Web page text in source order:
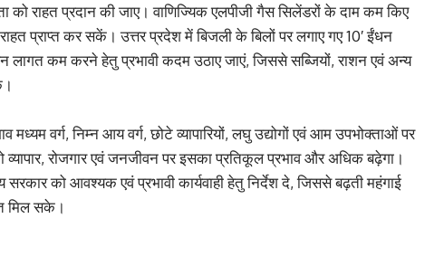
को राहत प्रदान की जाए। वाणिज्यिक एलपीजी गैस सिलेंडरों के दाम कम किए
राहत प्राप्त कर सकें। उत्तर प्रदेश में बिजली के बिलों पर लगाए गए 10′ ईंधन
लागत कम करने हेतु प्रभावी कदम उठाए जाएं, जिससे सब्जियों, राशन एवं अन्य
वर्ग, निम्न आय वर्ग, छोटे व्यापारियों, लघु उद्योगों एवं आम उपभोक्ताओं पर
व्यापार, रोजगार एवं जनजीवन पर इसका प्रतिकूल प्रभाव और अधिक बढ़ेगा।
को आवश्यक एवं प्रभावी कार्यवाही हेतु निर्देश दे, जिससे बढ़ती महंगाई
मिल सके।